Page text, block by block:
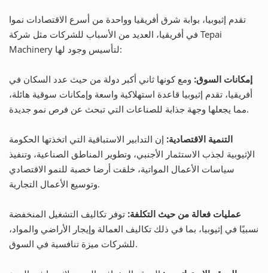
تقدم إثيوبيا، بوابة شرق أفريقيا وواحدة من أسرع الاقتصادات نموا
في أفريقيا، العديد من الأسباب للشركات مثل شركة Tepai
Machinery لتأسيس وجود لها:
إمكانات السوق: ومع كونها ثاني أكبر دولة من حيث عدد السكان في
أفريقيا، تقدم إثيوبيا قاعدة استهلاكية واسعة وإمكانات سوقية هائلة،
مما يجعلها وجهة جذابة للصناعات التي تبحث عن فرص نمو جديدة.
التنمية الاقتصادية: إن التدابير الاستباقية التي اتخذتها الحكومة
الإثيوبية لجذب الاستثمار الأجنبي، وتطوير المناطق الصناعية، وتنفيذ
سياسات الأعمال المواتية، خلقت أرضا خصبة للنمو الاقتصادي
وتوسيع الأعمال التجارية.
عمليات فعالة من حيث التكلفة: توفر تكاليف التشغيل المنخفضة
نسبيًا في إثيوبيا، بما في ذلك تكاليف العمالة وإيجار الأراضي والمواد،
للشركات ميزة تنافسية في السوق.